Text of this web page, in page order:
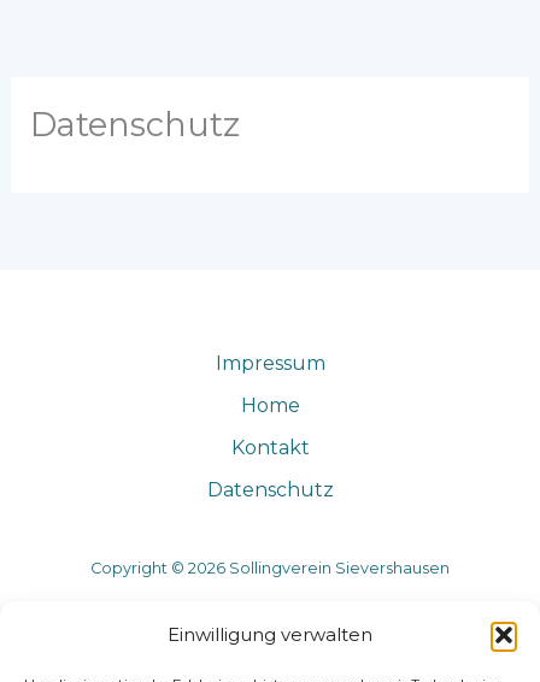
Einwilligung verwalten
Datenschutz
Impressum
Home
Kontakt
Datenschutz
Copyright © 2026 Sollingverein Sievershausen